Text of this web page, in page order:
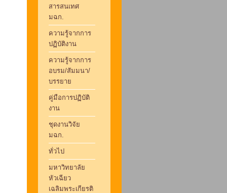
สารสนเทศ
มฉก.
ความรู้จากการ
ปฏิบัติงาน
ความรู้จากการ
อบรม/สัมมนา/
บรรยาย
คู่มือการปฏิบัติ
งาน
ชุดงานวิจัย
มฉก.
ทั่วไป
มหาวิทยาลัย
หัวเฉียว
เฉลิมพระเกียรติ